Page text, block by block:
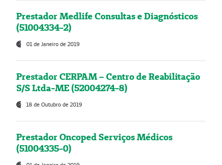
Prestador Medlife Consultas e Diagnósticos
(51004334-2)
01 de Janeiro de 2019
Prestador CERPAM – Centro de Reabilitação
S/S Ltda-ME (52004274-8)
18 de Outubro de 2019
Prestador Oncoped Serviços Médicos
(51004335-0)